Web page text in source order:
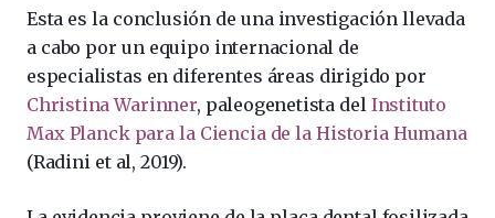
Esta es la conclusión de una investigación llevada
a cabo por un equipo internacional de
especialistas en diferentes áreas dirigido por
Christina Warinner, paleogenetista del Instituto
Max Planck para la Ciencia de la Historia Humana
(Radini et al, 2019).